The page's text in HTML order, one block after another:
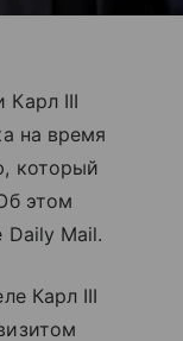
Карл III
на время
который
этом
Daily Mail.
Карл III